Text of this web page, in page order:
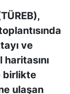
ve
birlikte
ulaşan